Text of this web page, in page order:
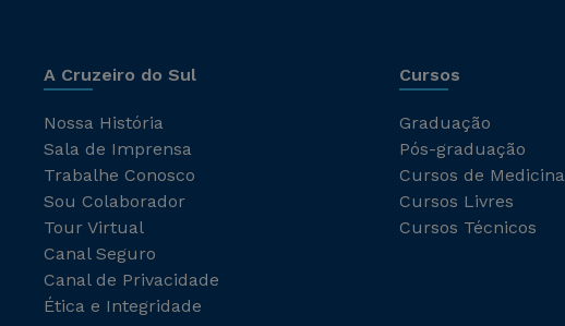
A Cruzeiro do Sul
Nossa História
Sala de Imprensa
Trabalhe Conosco
Sou Colaborador
Tour Virtual
Canal Seguro
Canal de Privacidade
Ética e Integridade
Cursos
Graduação
Pós-graduação
Cursos de Medicina
Cursos Livres
Cursos Técnicos